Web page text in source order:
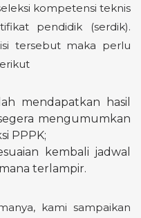
kompetensi teknis
pendidik (serdik).
tersebut maka perlu
mendapatkan hasil
mengumumkan
PPPK;
kembali jadwal
terlampir.
kami sampaikan